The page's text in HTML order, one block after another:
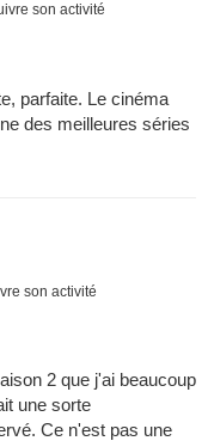
son activité
parfaite. Le cinéma
des meilleures séries
son activité
2 que j'ai beaucoup
une sorte
Ce n'est pas une